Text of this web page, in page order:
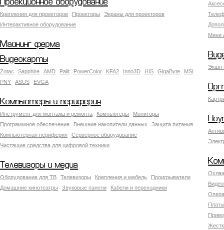
Мини
Проекционное оборудование
Крепления для проекторов Проекторы
Экраны для проекторов
Интерактивное оборудование
Майнинг ферма
Экшн
Видеокарты
Zotac Sapphire AMD Palit PowerColor KFA2 Inno3D HIS GigaByte
MSI
PNY
ASUS EVGA
Компьютеры и периферия
Инструмент для монтажа и ремонта Компьютеры
Мониторы
Программное обеспечение
Внешние накопители данных
Защита питания
Компьютерная периферия
Серверное оборудование
Чистящие средства для цифровой техники
Телевизоры и медиа
Оборудование для ТВ Телевизоры Крепления и мебель
Проигрыватели
Домашние кинотеатры
Звуковые панели Кабели и переходники